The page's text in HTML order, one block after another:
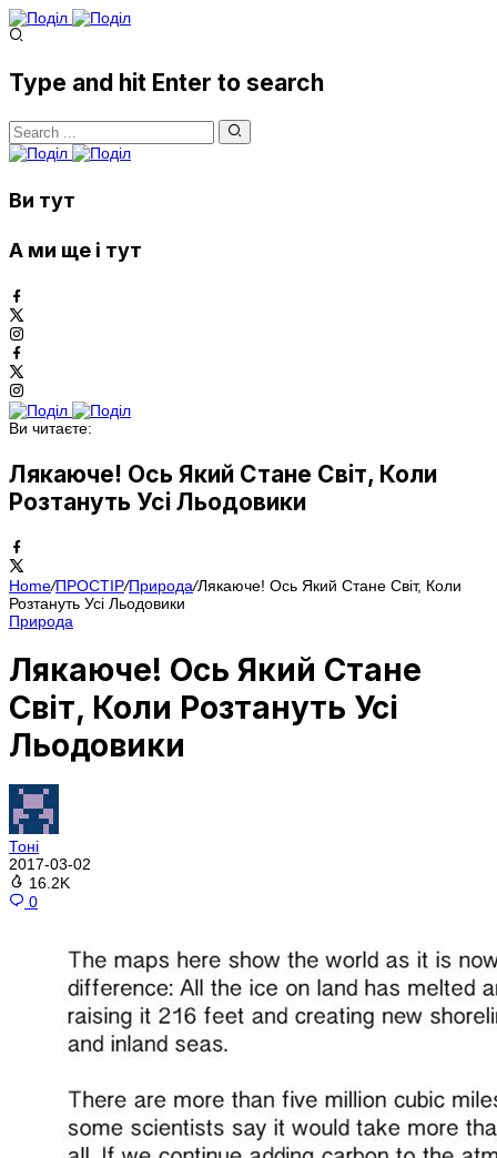
Type and hit Enter to search
Ви тут
А ми ще і тут
Ви читаєте:
Лякаюче! Ось Який Стане Світ, Коли
Розтануть Усі Льодовики
Home/ПРОСТІР/Природа/Лякаюче! Ось Який Стане Світ, Коли
Розтануть Усі Льодовики
Природа
Лякаюче! Ось Який Стане
Світ, Коли Розтануть Усі
Льодовики
Тоні
2017-03-02
16.2K
0